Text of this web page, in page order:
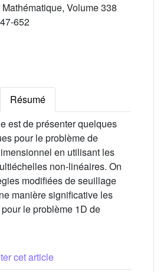
Volume 338
652
Résumé
est de présenter quelques
pour le problème de
en utilisant les
non-linéaires. On
modifiées de seuillage
manière significative les
le problème 1D de
cet article